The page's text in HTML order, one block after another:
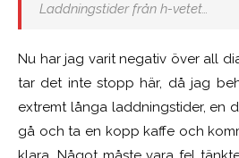
Laddningstider från h-vetet…
Nu har jag varit negativ över all
tar det inte stopp här, då jag
extremt långa laddningstider, en
gå och ta en kopp kaffe och